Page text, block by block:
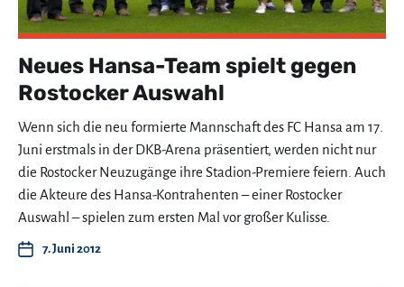
Neues Hansa-Team spielt gegen
Rostocker Auswahl
Wenn sich die neu formierte Mannschaft des FC Hansa am 17.
Juni erstmals in der DKB-Arena präsentiert, werden nicht nur
die Rostocker Neuzugänge ihre Stadion-Premiere feiern. Auch
die Akteure des Hansa-Kontrahenten – einer Rostocker
Auswahl – spielen zum ersten Mal vor großer Kulisse.
7. Juni 2012